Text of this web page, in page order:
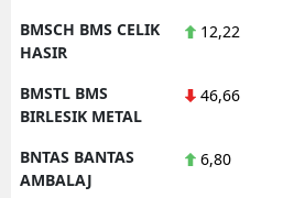
BMSCH BMS CELIK
HASIR
12,22
BMSTL BMS
BIRLESIK METAL
46,66
BNTAS BANTAS
AMBALAJ
6,80